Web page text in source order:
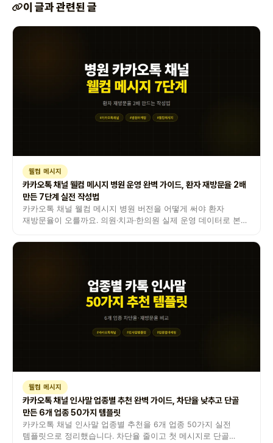
이 글과 관련된 글
웰컴 메시지
카카오톡 채널 웰컴 메시지 병원 운영 완벽 가이드, 환자 재방문율 2배
만든 7단계 실전 작성법
카카오톡 채널 웰컴 메시지 병원 버전을 어떻게 써야 환자
재방문율이 오를까요. 의원·치과·한의원 실제 운영 데이터로 본
웰컴 메시지
카카오톡 채널 인사말 업종별 추천 완벽 가이드, 차단율 낮추고 단골
만든 6개 업종 50가지 템플릿
카카오톡 채널 인사말 업종별 추천을 6개 업종 50가지 실전
템플릿으로 정리했습니다. 차단율 줄이고 첫 메시지로 단골